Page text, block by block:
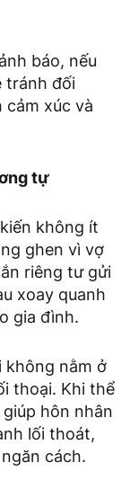
báo, nếu
tránh đối
cảm xúc và
tự
không ít
ghen vì vợ
riêng tư gửi
xoay quanh
gia đình.
không nằm ở
thoại. Khi thể
hôn nhân
lối thoát,
cách.